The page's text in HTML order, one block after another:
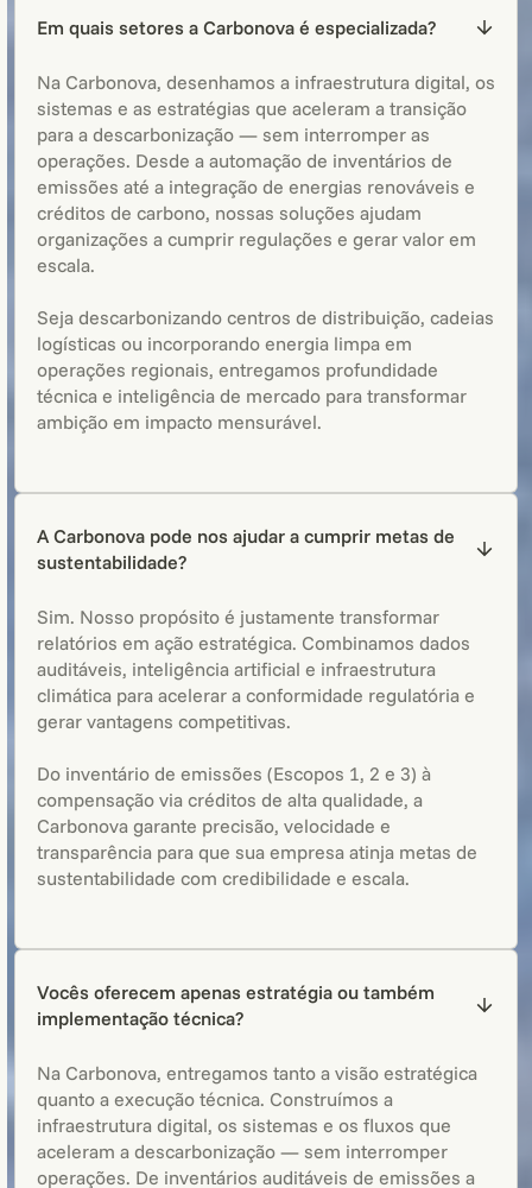
Em quais setores a Carbonova é especializada?
Na Carbonova, desenhamos a infraestrutura digital, os
sistemas e as estratégias que aceleram a transição
para a descarbonização — sem interromper as
operações. Desde a automação de inventários de
emissões até a integração de energias renováveis e
créditos de carbono, nossas soluções ajudam
organizações a cumprir regulações e gerar valor em
escala.
Seja descarbonizando centros de distribuição, cadeias
logísticas ou incorporando energia limpa em
operações regionais, entregamos profundidade
técnica e inteligência de mercado para transformar
ambição em impacto mensurável.
A Carbonova pode nos ajudar a cumprir metas de
sustentabilidade?
Sim. Nosso propósito é justamente transformar
relatórios em ação estratégica. Combinamos dados
auditáveis, inteligência artificial e infraestrutura
climática para acelerar a conformidade regulatória e
gerar vantagens competitivas.
Do inventário de emissões (Escopos 1, 2 e 3) à
compensação via créditos de alta qualidade, a
Carbonova garante precisão, velocidade e
transparência para que sua empresa atinja metas de
sustentabilidade com credibilidade e escala.
Vocês oferecem apenas estratégia ou também
implementação técnica?
Na Carbonova, entregamos tanto a visão estratégica
quanto a execução técnica. Construímos a
infraestrutura digital, os sistemas e os fluxos que
aceleram a descarbonização — sem interromper
operações. De inventários auditáveis de emissões a